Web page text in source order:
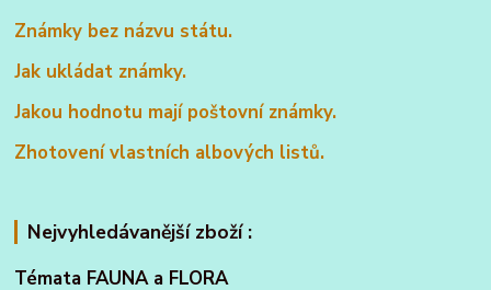
Známky bez názvu státu.
Jak ukládat známky.
Jakou hodnotu mají poštovní známky.
Zhotovení vlastních albových listů.
Nejvyhledávanější zboží :
Témata FAUNA a FLORA